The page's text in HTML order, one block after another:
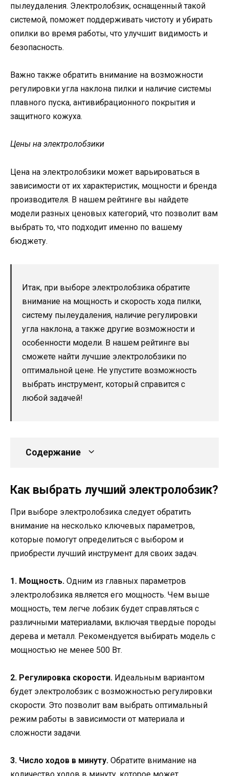
пылеудаления. Электролобзик, оснащенный такой
системой, поможет поддерживать чистоту и убирать
опилки во время работы, что улучшит видимость и
безопасность.
Важно также обратить внимание на возможности
регулировки угла наклона пилки и наличие системы
плавного пуска, антивибрационного покрытия и
защитного кожуха.
Цены на электролобзики
Цена на электролобзики может варьироваться в
зависимости от их характеристик, мощности и бренда
производителя. В нашем рейтинге вы найдете
модели разных ценовых категорий, что позволит вам
выбрать то, что подходит именно по вашему
бюджету.
Итак, при выборе электролобзика обратите
внимание на мощность и скорость хода пилки,
систему пылеудаления, наличие регулировки
угла наклона, а также другие возможности и
особенности модели. В нашем рейтинге вы
сможете найти лучшие электролобзики по
оптимальной цене. Не упустите возможность
выбрать инструмент, который справится с
любой задачей!
Содержание
Как выбрать лучший электролобзик?
При выборе электролобзика следует обратить
внимание на несколько ключевых параметров,
которые помогут определиться с выбором и
приобрести лучший инструмент для своих задач.
1. Мощность. Одним из главных параметров
электролобзика является его мощность. Чем выше
мощность, тем легче лобзик будет справляться с
различными материалами, включая твердые породы
дерева и металл. Рекомендуется выбирать модель с
мощностью не менее 500 Вт.
2. Регулировка скорости. Идеальным вариантом
будет электролобзик с возможностью регулировки
скорости. Это позволит вам выбрать оптимальный
режим работы в зависимости от материала и
сложности задачи.
3. Число ходов в минуту. Обратите внимание на